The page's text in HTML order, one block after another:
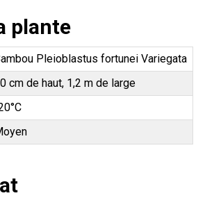
plante
Pleioblastus fortunei Variegata
cm de haut, 1,2 m de large